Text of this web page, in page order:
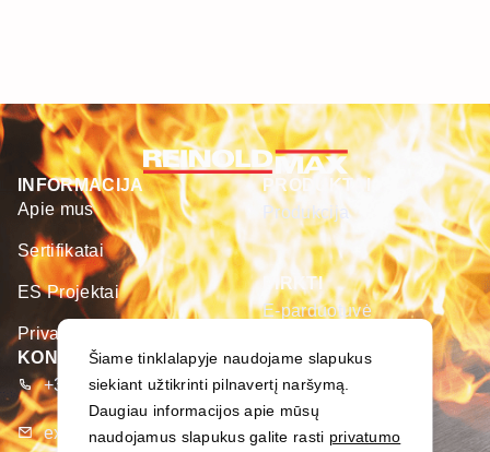
KONTAKTAI
+370 373 93 666
export@merseta.lt
INFORMACIJA
Apie mus
Sertifikatai
ES Projektai
Privatumo politika
PRODUKTAI
Produkcija
PIRKTI
E-parduotuvė
Šiame tinklalapyje naudojame slapukus
siekiant užtikrinti pilnavertį naršymą.
Daugiau informacijos apie mūsų
naudojamus slapukus galite rasti privatumo